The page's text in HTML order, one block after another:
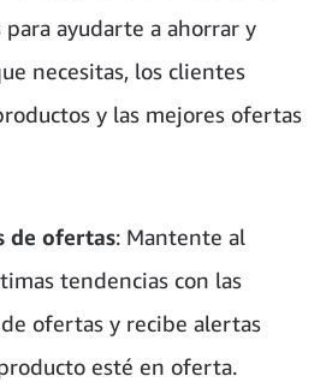
para ayudarte a ahorrar y
necesitas, los clientes
y las mejores ofertas
de ofertas: Mantente al
tendencias con las
ofertas y recibe alertas
esté en oferta.